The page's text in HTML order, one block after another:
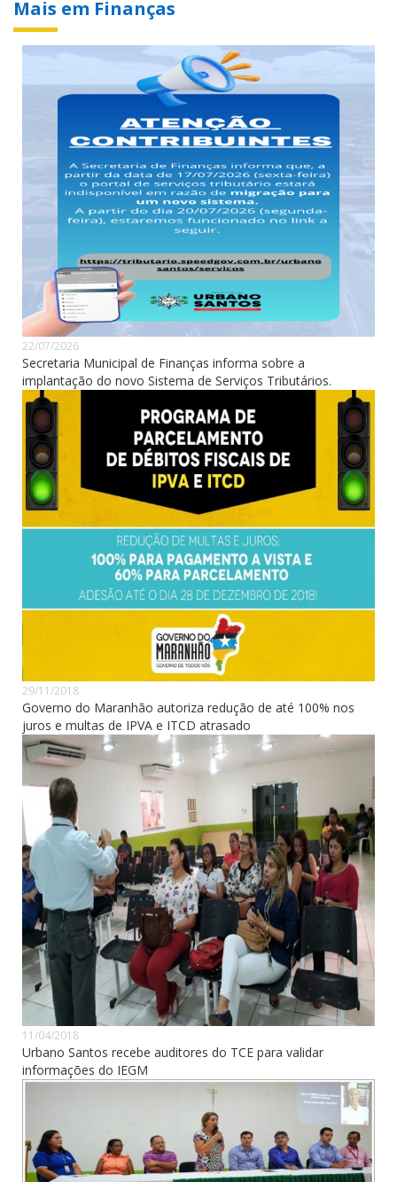
Mais em Finanças
22/07/2026
Secretaria Municipal de Finanças informa sobre a
implantação do novo Sistema de Serviços Tributários.
29/11/2018
Governo do Maranhão autoriza redução de até 100% nos
juros e multas de IPVA e ITCD atrasado
11/04/2018
Urbano Santos recebe auditores do TCE para validar
informações do IEGM